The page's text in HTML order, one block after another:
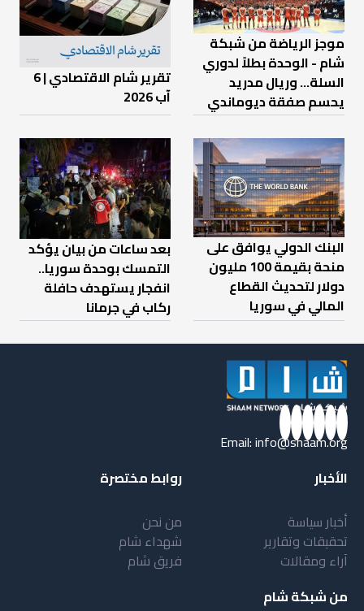
موجز الرياضة من شبكة
شام - الوحدة بطلاً لدوري
السلة... وريال مدريد
يحسم صفقة ديوماندي
تقرير شام الاقتصادي | 6
آب 2026
البنك الدولي يوافق على
منحة بقيمة 100 مليون
دولار لتحديث القطاع
المالي في سوريا
بعد ساعات من بيان يؤكد
التمسك بوحدة سوريا..
انفجار يستهدف حافلة
ركاب في جرمانا
Email:info@shaam.org
الأخبار
أخبار سياسة
تحقيقات وتقارير
آراء ومقالات
روابط مختصرة
من نحن
شهداء شام
فريق شام
من شبكة شام